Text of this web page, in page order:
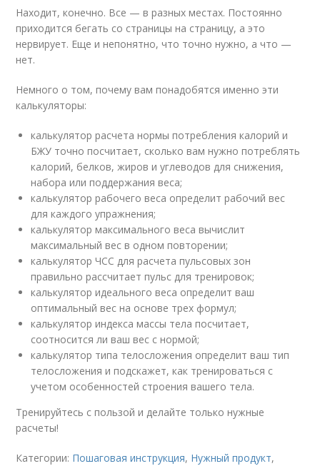
Находит, конечно. Все — в разных местах. Постоянно
приходится бегать со страницы на страницу, а это
нервирует. Еще и непонятно, что точно нужно, а что —
нет.
Немного о том, почему вам понадобятся именно эти
калькуляторы:
калькулятор расчета нормы потребления калорий и
БЖУ точно посчитает, сколько вам нужно потреблять
калорий, белков, жиров и углеводов для снижения,
набора или поддержания веса;
калькулятор рабочего веса определит рабочий вес
для каждого упражнения;
калькулятор максимального веса вычислит
максимальный вес в одном повторении;
калькулятор ЧСС для расчета пульсовых зон
правильно рассчитает пульс для тренировок;
калькулятор идеального веса определит ваш
оптимальный вес на основе трех формул;
калькулятор индекса массы тела посчитает,
соотносится ли ваш вес с нормой;
калькулятор типа телосложения определит ваш тип
телосложения и подскажет, как тренироваться с
учетом особенностей строения вашего тела.
Тренируйтесь с пользой и делайте только нужные
расчеты!
Категории: Пошаговая инструкция, Нужный продукт,